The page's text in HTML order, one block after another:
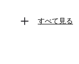
すべて見る